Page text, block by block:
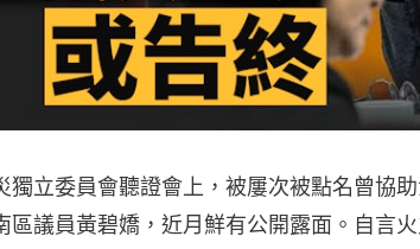
獨立委員會聽證會上，被屢次被點名曾協
區議員黃碧嬌，近月鮮有公開露面。自言